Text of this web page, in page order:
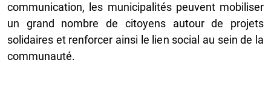
communication, les municipalités peuvent mobiliser
un grand nombre de citoyens autour de projets
solidaires et renforcer ainsi le lien social au sein de la
communauté.